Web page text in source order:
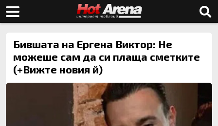
Бившата на Ергена Виктор: Не
можеше сам да си плаща сметките
(+Вижте новия й)